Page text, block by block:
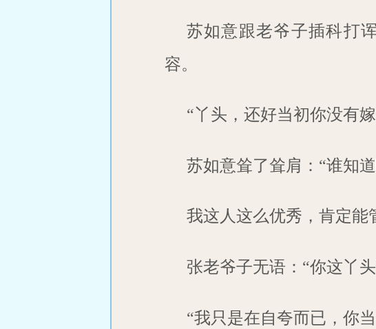
苏如意跟老爷子插科打
容。
“丫头，还好当初你没有
苏如意耸了耸肩：“谁知
我这人这么优秀，肯定能
张老爷子无语：“你这丫
“我只是在自夸而已，你